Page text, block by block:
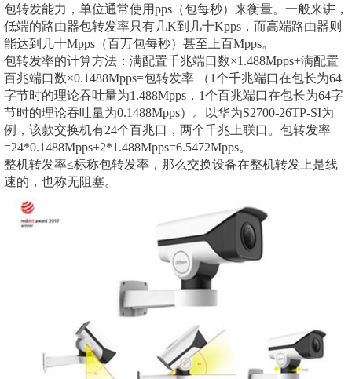
包转发能力，单位通常使用pps（包每秒）来衡量。一般来讲，
低端的路由器包转发率只有几K到几十Kpps，而高端路由器则
能达到几十Mpps（百万包每秒）甚至上百Mpps。
包转发率的计算方法：满配置千兆端口数×1.488Mpps+满配置
百兆端口数×0.1488Mpps=包转发率 （1个千兆端口在包长为64
字节时的理论吞吐量为1.488Mpps，1个百兆端口在包长为64字
节时的理论吞吐量为0.1488Mpps）。以华为S2700-26TP-SI为
例，该款交换机有24个百兆口，两个千兆上联口。包转发率
=24*0.1488Mpps+2*1.488Mpps=6.5472Mpps。
整机转发率≤标称包转发率，那么交换设备在整机转发上是线
速的，也称无阻塞。